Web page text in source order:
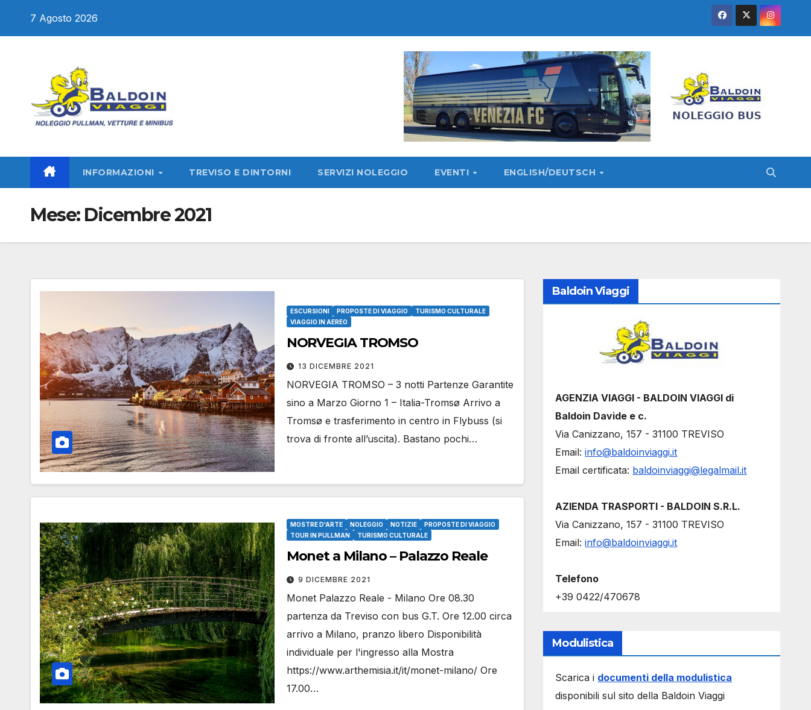
7 Agosto 2026
INFORMAZIONI TREVISO E DINTORNI SERVIZI NOLEGGIO EVENTI ENGLISH/DEUTSCH
Mese: Dicembre 2021
ESCURSIONI PROPOSTE DI VIAGGIO
TURISMO CULTURALE
VIAGGIO IN AEREO
NORVEGIA TROMSO
13 DICEMBRE 2021
NORVEGIA TROMSO – 3 notti Partenze Garantite
sino a Marzo Giorno 1 – Italia-Tromsø Arrivo a
Tromsø e trasferimento in centro in Flybuss (si
trova di fronte all’uscita). Bastano pochi…
MOSTRE D'ARTE NOLEGGIO NOTIZIE
PROPOSTE DI VIAGGIO
TOUR IN PULLMAN
TURISMO CULTURALE
Monet a Milano – Palazzo Reale
9 DICEMBRE 2021
Monet Palazzo Reale - Milano Ore 08.30
partenza da Treviso con bus G.T. Ore 12.00 circa
arrivo a Milano, pranzo libero Disponibilità
individuale per l'ingresso alla Mostra
https://www.arthemisia.it/it/monet-milano/ Ore
17.00…
Baldoin Viaggi
AGENZIA VIAGGI - BALDOIN VIAGGI di
Baldoin Davide e c.
Via Canizzano, 157 - 31100 TREVISO
Email:info@baldoinviaggi.it
Email certificata: baldoinviaggi@legalmail.it
AZIENDA TRASPORTI - BALDOIN S.R.L.
Via Canizzano, 157 - 31100 TREVISO
Email:info@baldoinviaggi.it
Telefono
+39 0422/470678
Modulistica
Scarica i documenti della modulistica
disponibili sul sito della Baldoin Viaggi